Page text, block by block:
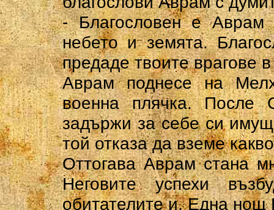
- Благословен е Аврам
небето и земята.
предаде твоите врагове
Аврам поднесе на
военна плячка. После
задържи за себе си
той отказа да вземе
Оттогава Аврам стана
Неговите успехи
обитателите и. Една нощ